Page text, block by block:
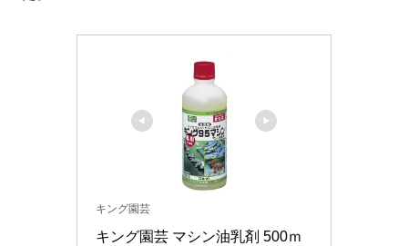
キング園芸
キング園芸 マシン油乳剤 500ｍ